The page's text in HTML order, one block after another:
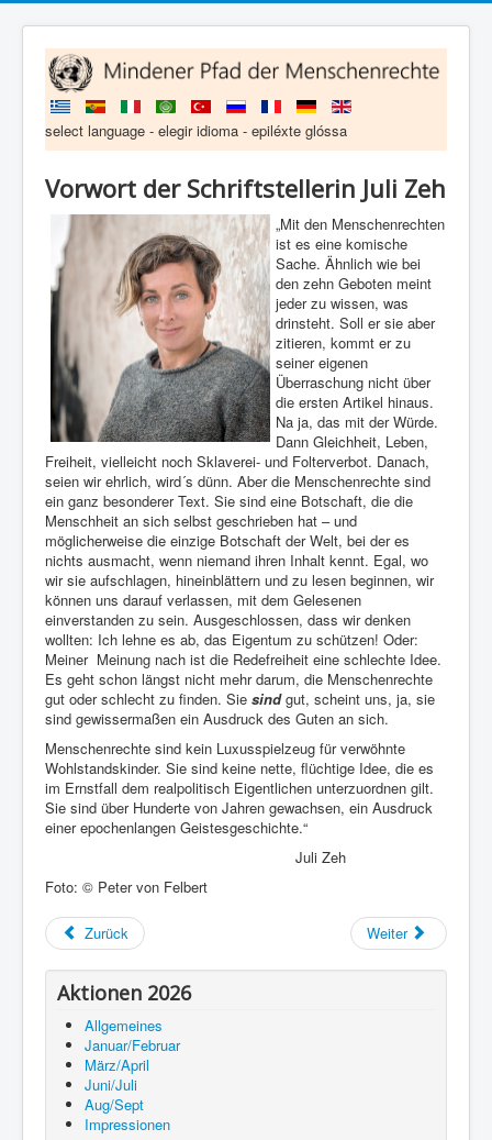
select language - elegir idioma - epiléxte glóssa
Vorwort der Schriftstellerin Juli Zeh
„Mit den Menschenrechten
ist es eine komische
Sache. Ähnlich wie bei
den zehn Geboten meint
jeder zu wissen, was
drinsteht. Soll er sie aber
zitieren, kommt er zu
seiner eigenen
Überraschung nicht über
die ersten Artikel hinaus.
Na ja, das mit der Würde.
Dann Gleichheit, Leben,
Freiheit, vielleicht noch Sklaverei- und Folterverbot. Danach,
seien wir ehrlich, wird´s dünn. Aber die Menschenrechte sind
ein ganz besonderer Text. Sie sind eine Botschaft, die die
Menschheit an sich selbst geschrieben hat – und
möglicherweise die einzige Botschaft der Welt, bei der es
nichts ausmacht, wenn niemand ihren Inhalt kennt. Egal, wo
wir sie aufschlagen, hineinblättern und zu lesen beginnen, wir
können uns darauf verlassen, mit dem Gelesenen
einverstanden zu sein. Ausgeschlossen, dass wir denken
wollten: Ich lehne es ab, das Eigentum zu schützen! Oder:
Meiner Meinung nach ist die Redefreiheit eine schlechte Idee.
Es geht schon längst nicht mehr darum, die Menschenrechte
gut oder schlecht zu finden. Sie sindgut, scheint uns, ja, sie
sind gewissermaßen ein Ausdruck des Guten an sich.
Menschenrechte sind kein Luxusspielzeug für verwöhnte
Wohlstandskinder. Sie sind keine nette, flüchtige Idee, die es
im Ernstfall dem realpolitisch Eigentlichen unterzuordnen gilt.
Sie sind über Hunderte von Jahren gewachsen, ein Ausdruck
einer epochenlangen Geistesgeschichte.“
Juli Zeh
Foto: © Peter von Felbert
Zurück Weiter
Aktionen 2026
Allgemeines
Januar/Februar
März/April
Juni/Juli
Aug/Sept
Impressionen